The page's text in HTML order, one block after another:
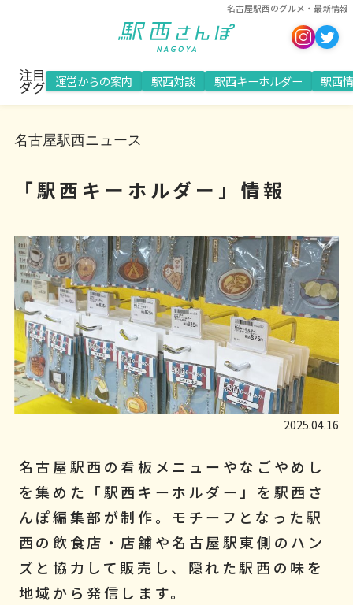
名古屋駅西のグルメ・最新情報
注目
ダグ 運営からの案内 駅西対談 駅西キーホルダー 駅西
名古屋駅西ニュース
「駅西キーホルダー」情報
2025.04.16
名古屋駅西の看板メニューやなごやめし
を集めた「駅西キーホルダー」を駅西さ
んぽ編集部が制作。モチーフとなった駅
西の飲食店・店舗や名古屋駅東側のハン
ズと協力して販売し、隠れた駅西の味を
地域から発信します。